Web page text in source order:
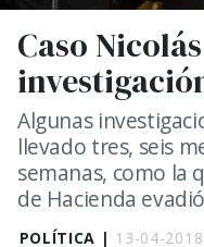
POLÍTICA | 13-04-
Caso
Algunas
llevado tres, seis
semanas, como la
de Hacienda